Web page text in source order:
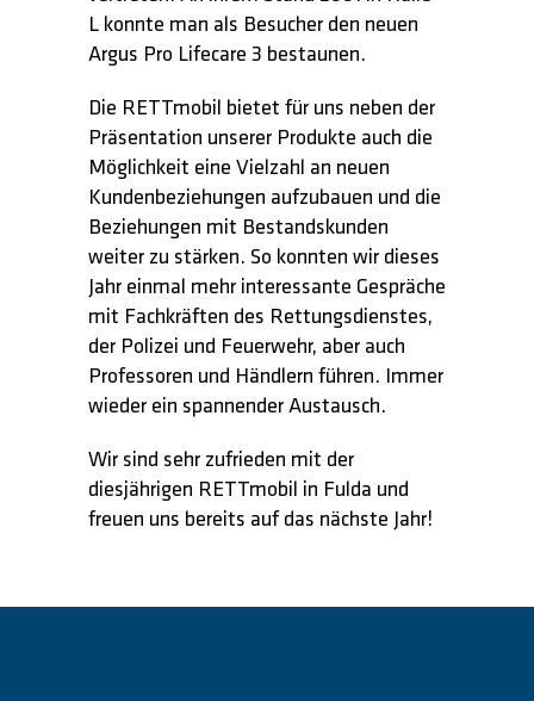
L konnte man als Besucher den neuen
Argus Pro Lifecare 3 bestaunen.
Die RETTmobil bietet für uns neben der
Präsentation unserer Produkte auch die
Möglichkeit eine Vielzahl an neuen
Kundenbeziehungen aufzubauen und die
Beziehungen mit Bestandskunden
weiter zu stärken. So konnten wir dieses
Jahr einmal mehr interessante Gespräche
mit Fachkräften des Rettungsdienstes,
der Polizei und Feuerwehr, aber auch
Professoren und Händlern führen. Immer
wieder ein spannender Austausch.
Wir sind sehr zufrieden mit der
diesjährigen RETTmobil in Fulda und
freuen uns bereits auf das nächste Jahr!